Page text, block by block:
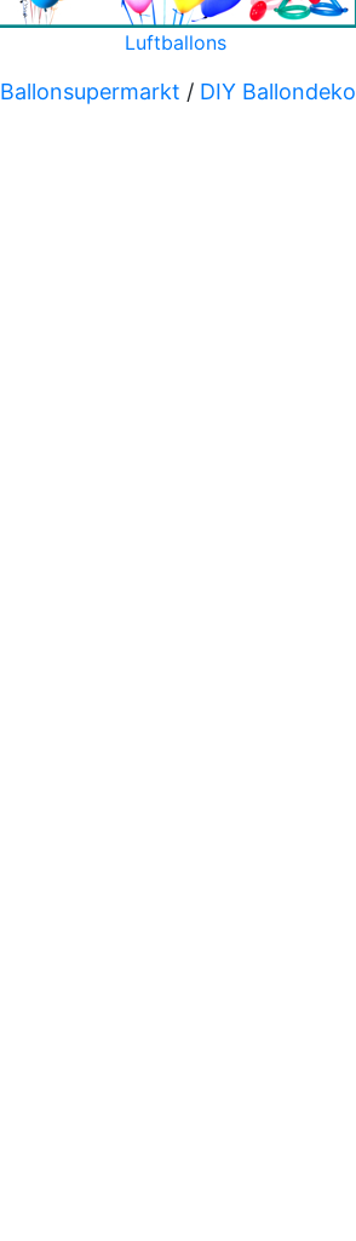
Luftballons
Ballonsupermarkt / DIY Ballondeko